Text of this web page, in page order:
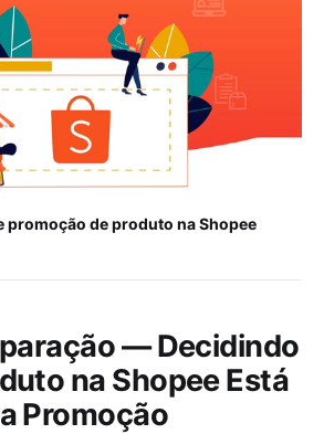
promoção de produto na Shopee
— Decidindo
na Shopee Está
Promoção